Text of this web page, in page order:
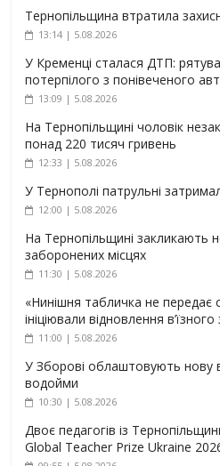
Тернопільщина втратила
13:14 | 5.08.2026
У Кременці сталася ДТП:
потерпілого з понівеченого
13:09 | 5.08.2026
На Тернопільщині чоловік
понад 220 тисяч гривень
12:33 | 5.08.2026
У Тернополі патрульні
12:00 | 5.08.2026
На Тернопільщині закликають
заборонених місцях
11:30 | 5.08.2026
«Нинішня табличка не передає
ініціювали відновлення в’їзного
11:00 | 5.08.2026
У Зборові облаштовують нову
водойми
10:30 | 5.08.2026
Двоє педагогів із
Global Teacher Prize Ukraine